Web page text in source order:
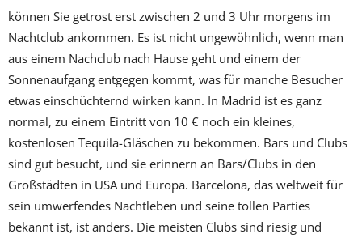
können Sie getrost erst zwischen 2 und 3 Uhr morgens im
Nachtclub ankommen. Es ist nicht ungewöhnlich, wenn man
aus einem Nachclub nach Hause geht und einem der
Sonnenaufgang entgegen kommt, was für manche Besucher
etwas einschüchternd wirken kann. In Madrid ist es ganz
normal, zu einem Eintritt von 10 € noch ein kleines,
kostenlosen Tequila-Gläschen zu bekommen. Bars und Clubs
sind gut besucht, und sie erinnern an Bars/Clubs in den
Großstädten in USA und Europa. Barcelona, das weltweit für
sein umwerfendes Nachtleben und seine tollen Parties
bekannt ist, ist anders. Die meisten Clubs sind riesig und